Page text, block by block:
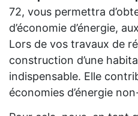
72, vous permettra
d’économie d’énergie,
Lors de vos travaux de
construction d’une
indispensable. Elle
économies d’énergie